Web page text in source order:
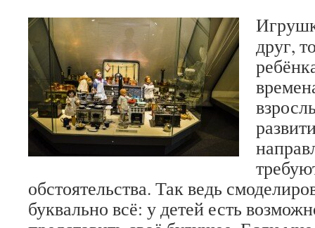
друг,
обстоятельства. Так ведь
буквально всё: у детей есть